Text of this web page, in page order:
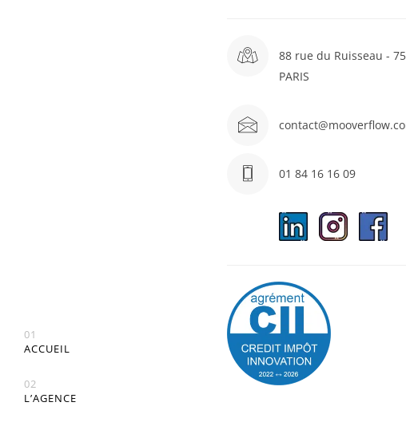
01
ACCUEIL
02
L’AGENCE
88 rue du Ruisseau -
PARIS
01 84 16 16 09